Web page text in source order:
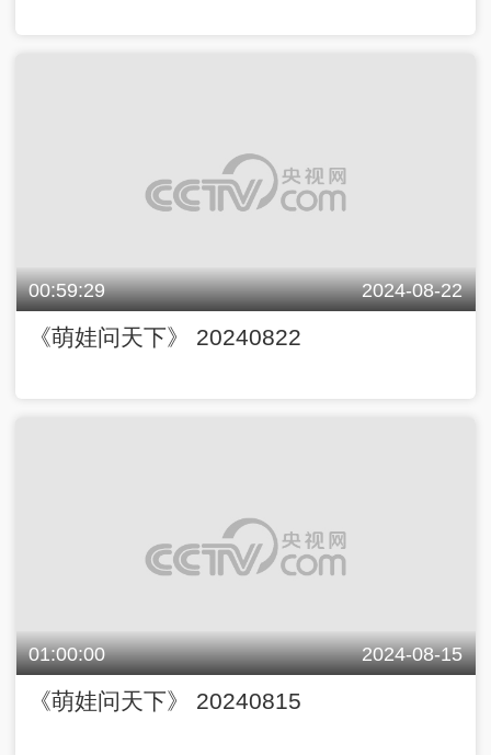
00:59:29 2024-08-22
《萌娃问天下》 20240822
01:00:00 2024-08-15
《萌娃问天下》 20240815